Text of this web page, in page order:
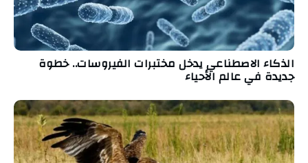
الذكاء الاصطناعي يدخل مختبرات الفيروسات.. خطوة
جديدة في عالم الأحياء